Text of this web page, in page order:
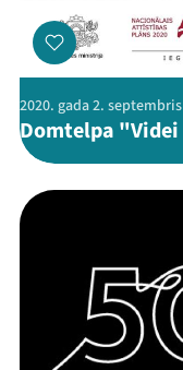
2020. gada 2. septembris
Domtelpa